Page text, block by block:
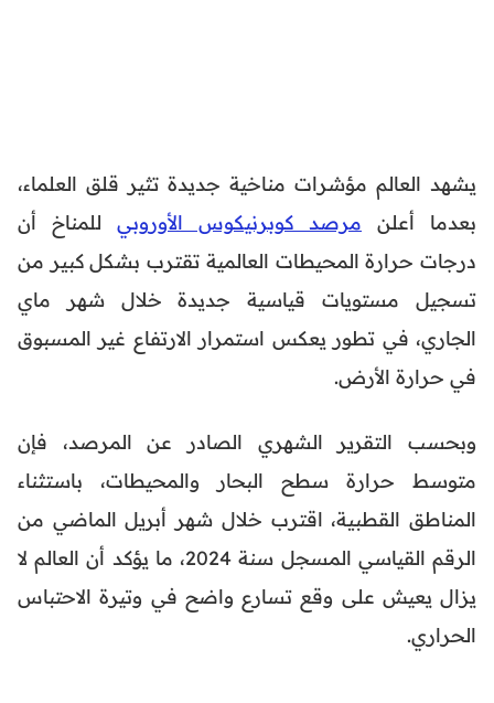
يشهد العالم مؤشرات مناخية جديدة تثير قلق العلماء،
بعدما أعلن مرصد كوبرنيكوس الأوروبي للمناخ أن
درجات حرارة المحيطات العالمية تقترب بشكل كبير من
تسجيل مستويات قياسية جديدة خلال شهر ماي
الجاري، في تطور يعكس استمرار الارتفاع غير المسبوق
في حرارة الأرض.
وبحسب التقرير الشهري الصادر عن المرصد، فإن
متوسط حرارة سطح البحار والمحيطات، باستثناء
المناطق القطبية، اقترب خلال شهر أبريل الماضي من
الرقم القياسي المسجل سنة 2024، ما يؤكد أن العالم لا
يزال يعيش على وقع تسارع واضح في وتيرة الاحتباس
الحراري.